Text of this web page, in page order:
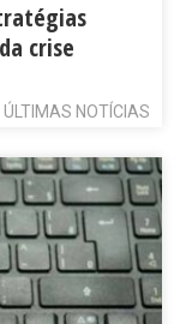
crise
ÚLTIMAS NOTÍCIAS